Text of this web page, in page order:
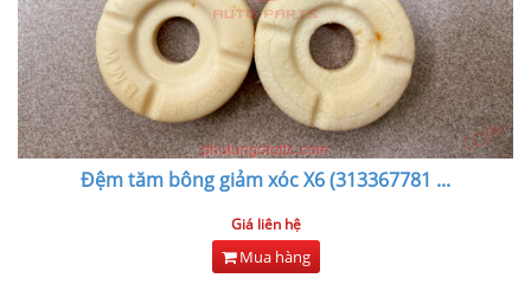
Đệm tăm bông giảm xóc X6 (313367781 ...
Giá liên hệ
Mua hàng